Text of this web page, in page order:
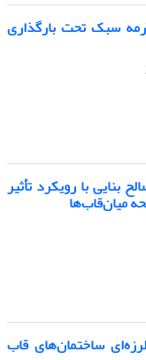
سبک تحت بارگذاری
با رویکرد تأثیر
میان‌‌قاب‌‌ها
ساختمان‌های قاب